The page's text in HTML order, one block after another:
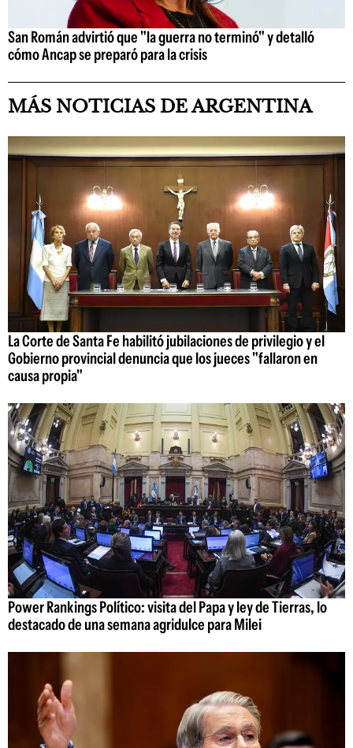
San Román advirtió que "la guerra no terminó" y detalló
cómo Ancap se preparó para la crisis
MÁS NOTICIAS DE ARGENTINA
La Corte de Santa Fe habilitó jubilaciones de privilegio y el
Gobierno provincial denuncia que los jueces "fallaron en
causa propia"
Power Rankings Político: visita del Papa y ley de Tierras, lo
destacado de una semana agridulce para Milei